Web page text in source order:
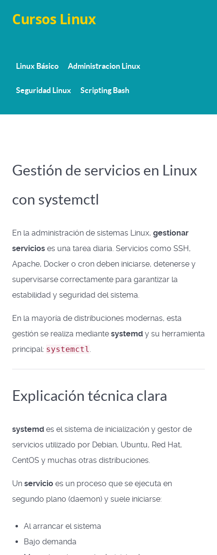
Cursos Linux
Linux Básico Administracion Linux
Seguridad Linux Scripting Bash
Gestión de servicios en Linux
con systemctl
En la administración de sistemas Linux, gestionar
servicios es una tarea diaria. Servicios como SSH,
Apache, Docker o cron deben iniciarse, detenerse y
supervisarse correctamente para garantizar la
estabilidad y seguridad del sistema.
En la mayoría de distribuciones modernas, esta
gestión se realiza mediante systemd y su herramienta
principal: systemctl.
Explicación técnica clara
systemd es el sistema de inicialización y gestor de
servicios utilizado por Debian, Ubuntu, Red Hat,
CentOS y muchas otras distribuciones.
Un servicio es un proceso que se ejecuta en
segundo plano (daemon) y suele iniciarse:
Al arrancar el sistema
Bajo demanda